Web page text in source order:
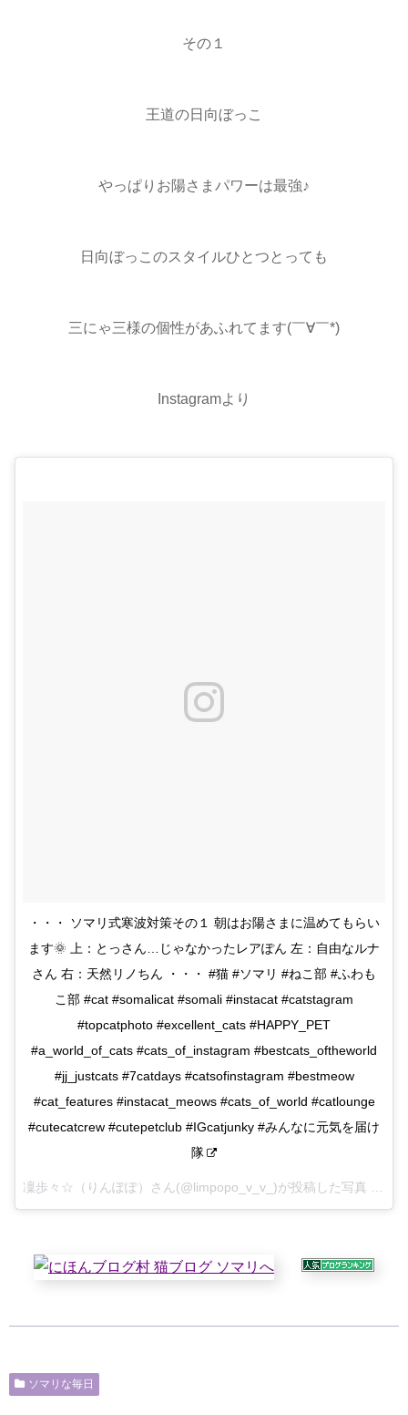
その１
王道の日向ぼっこ
やっぱりお陽さまパワーは最強♪
日向ぼっこのスタイルひとつとっても
三にゃ三様の個性があふれてます(￣∀￣*)
Instagramより
・・・ ソマリ式寒波対策その１ 朝はお陽さまに温めてもらい
ます🌞 上：とっさん…じゃなかったレアぽん 左：自由なルナ
さん 右：天然リノちん ・・・ #猫 #ソマリ #ねこ部 #ふわも
こ部 #cat #somalicat #somali #instacat #catstagram
#topcatphoto #excellent_cats #HAPPY_PET
#a_world_of_cats #cats_of_instagram #bestcats_oftheworld
#jj_justcats #7catdays #catsofinstagram #bestmeow
#cat_features #instacat_meows #cats_of_world #catlounge
#cutecatcrew #cutepetclub #IGcatjunky #みんなに元気を届け
隊
ソマリな毎日